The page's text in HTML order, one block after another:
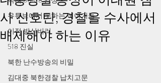
유튜브에서 못하는 이야기들
이적 방산비리
518 진실
북한 난수방송의 비밀
김대중 북한경찰 납치고문
사 신호탄, 경찰을 수사에서
배제해야 하는 이유